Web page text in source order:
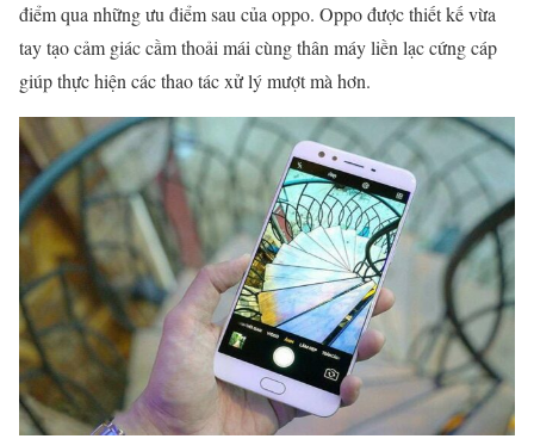
điểm qua những ưu điểm sau của oppo. Oppo được thiết kế vừa
tay tạo cảm giác cầm thoải mái cùng thân máy liền lạc cứng cáp
giúp thực hiện các thao tác xử lý mượt mà hơn.